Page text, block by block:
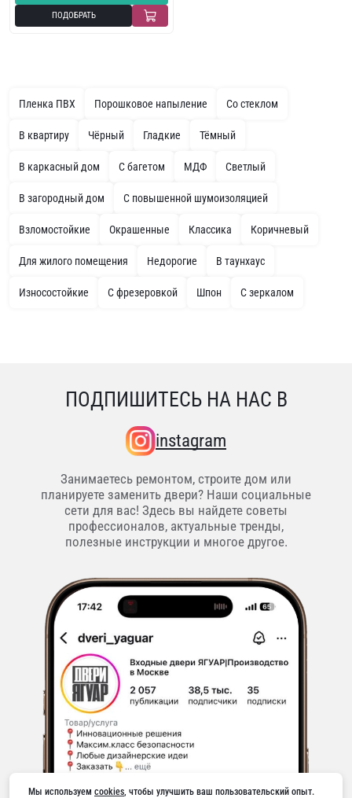
ПОДОБРАТЬ
Пленка ПВХ Порошковое напыление Со стеклом
В квартиру Чёрный Гладкие Тёмный
В каркасный дом С багетом МДФ Светлый
В загородный дом С повышенной шумоизоляцией
Взломостойкие Окрашенные Классика Коричневый
Для жилого помещения Недорогие В таунхаус
Износостойкие С фрезеровкой Шпон С зеркалом
ПОДПИШИТЕСЬ НА НАС В
instagram
Занимаетесь ремонтом, строите дом или
планируете заменить двери? Наши социальные
сети для вас! Здесь вы найдете советы
профессионалов, актуальные тренды,
полезные инструкции и многое другое.
Мы используем cookies, чтобы улучшить ваш пользовательский опыт.